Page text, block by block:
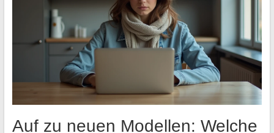
Auf zu neuen Modellen: Welche